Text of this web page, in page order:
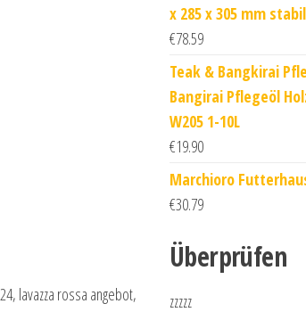
lavazza rossa angebot,
x 285 x 305 mm
€78.59
Teak & Bangkirai
Bangirai Pflegeöl
W205 1-10L
€19.90
Marchioro
€30.79
Überprüfen
zzzzz